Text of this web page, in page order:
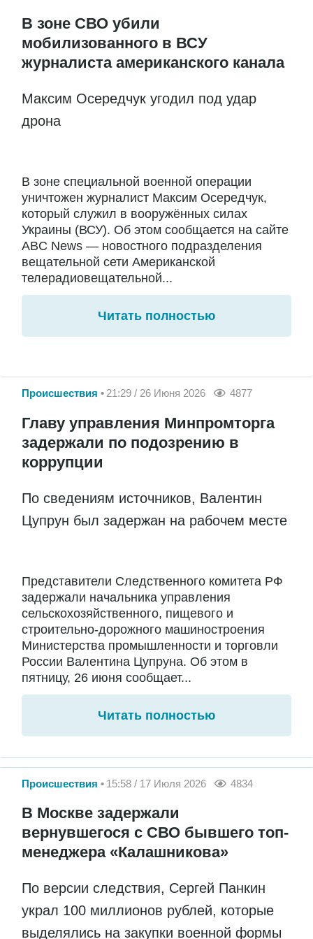
В зоне СВО убили
мобилизованного в ВСУ
журналиста американского канала
Максим Осередчук угодил под удар
дрона
В зоне специальной военной операции
уничтожен журналист Максим Осередчук,
который служил в вооружённых силах
Украины (ВСУ). Об этом сообщается на сайте
ABC News — новостного подразделения
вещательной сети Американской
телерадиовещательной...
Читать полностью
Происшествия 21:29 / 26 Июня 2026 4877
Главу управления Минпромторга
задержали по подозрению в
коррупции
По сведениям источников, Валентин
Цупрун был задержан на рабочем месте
Представители Следственного комитета РФ
задержали начальника управления
сельскохозяйственного, пищевого и
строительно-дорожного машиностроения
Министерства промышленности и торговли
России Валентина Цупруна. Об этом в
пятницу, 26 июня сообщает...
Читать полностью
Происшествия 15:58 / 17 Июля 2026 4834
В Москве задержали
вернувшегося с СВО бывшего топ-
менеджера «Калашникова»
По версии следствия, Сергей Панкин
украл 100 миллионов рублей, которые
выделялись на закупки военной формы